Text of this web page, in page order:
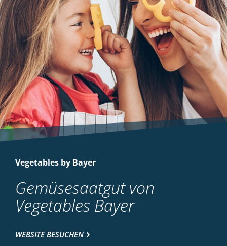
Vegetables by Bayer
Gemüsesaatgut von
Vegetables Bayer
WEBSITE BESUCHEN